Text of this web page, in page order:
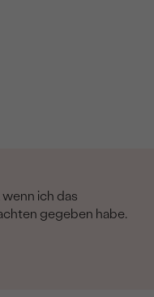
ich das
gegeben habe.